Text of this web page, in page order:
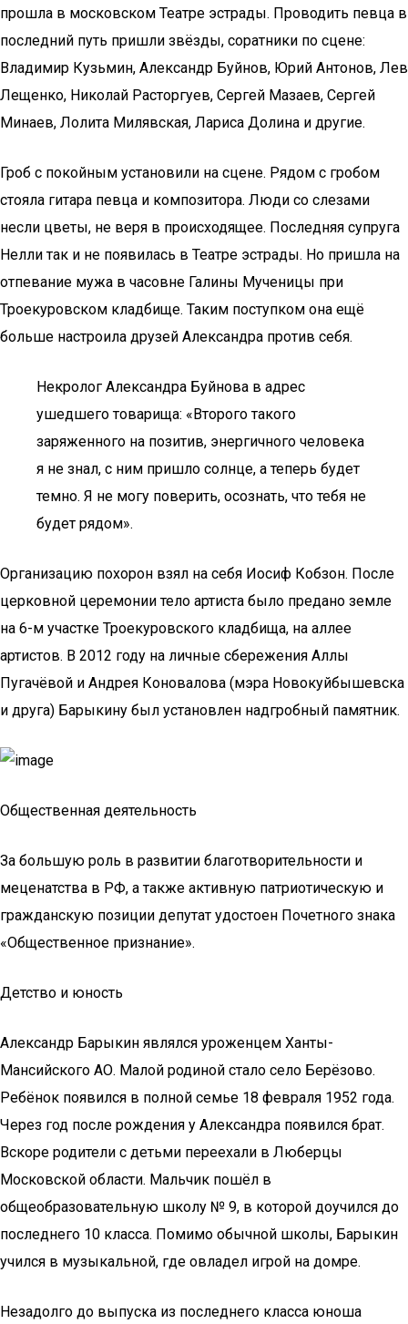
прошла в московском Театре эстрады. Проводить певца в
последний путь пришли звёзды, соратники по сцене:
Владимир Кузьмин, Александр Буйнов, Юрий Антонов, Лев
Лещенко, Николай Расторгуев, Сергей Мазаев, Сергей
Минаев, Лолита Милявская, Лариса Долина и другие.
Гроб с покойным установили на сцене. Рядом с гробом
стояла гитара певца и композитора. Люди со слезами
несли цветы, не веря в происходящее. Последняя супруга
Нелли так и не появилась в Театре эстрады. Но пришла на
отпевание мужа в часовне Галины Мученицы при
Троекуровском кладбище. Таким поступком она ещё
больше настроила друзей Александра против себя.
Некролог Александра Буйнова в адрес
ушедшего товарища: «Второго такого
заряженного на позитив, энергичного человека
я не знал, с ним пришло солнце, а теперь будет
темно. Я не могу поверить, осознать, что тебя не
будет рядом».
Организацию похорон взял на себя Иосиф Кобзон. После
церковной церемонии тело артиста было предано земле
на 6-м участке Троекуровского кладбища, на аллее
артистов. В 2012 году на личные сбережения Аллы
Пугачёвой и Андрея Коновалова (мэра Новокуйбышевска
и друга) Барыкину был установлен надгробный памятник.
Общественная деятельность
За большую роль в развитии благотворительности и
меценатства в РФ, а также активную патриотическую и
гражданскую позиции депутат удостоен Почетного знака
«Общественное признание».
Детство и юность
Александр Барыкин являлся уроженцем Ханты-
Мансийского АО. Малой родиной стало село Берёзово.
Ребёнок появился в полной семье 18 февраля 1952 года.
Через год после рождения у Александра появился брат.
Вскоре родители с детьми переехали в Люберцы
Московской области. Мальчик пошёл в
общеобразовательную школу № 9, в которой доучился до
последнего 10 класса. Помимо обычной школы, Барыкин
учился в музыкальной, где овладел игрой на домре.
Незадолго до выпуска из последнего класса юноша